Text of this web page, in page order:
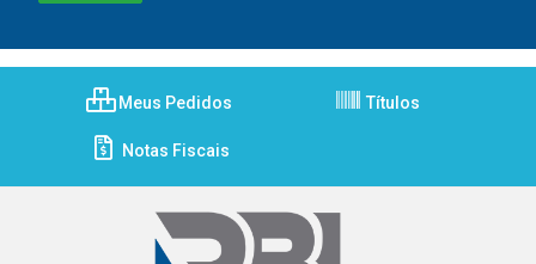
Meus Pedidos Títulos
Notas Fiscais